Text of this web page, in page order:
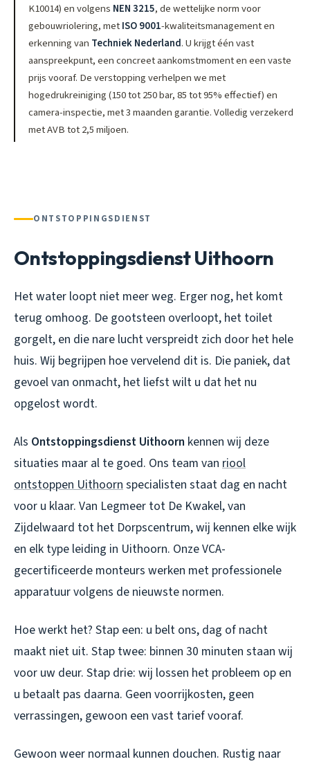
K10014) en volgens NEN 3215, de wettelijke norm voor
gebouwriolering, metISO 9001-kwaliteitsmanagement en
erkenning van Techniek Nederland. U krijgt één vast
aanspreekpunt, een concreet aankomstmoment en een vaste
prijs vooraf. De verstopping verhelpen we met
hogedrukreiniging (150 tot 250 bar, 85 tot 95% effectief) en
camera-inspectie, met 3 maanden garantie. Volledig verzekerd
met AVB tot 2,5 miljoen.
ONTSTOPPINGSDIENST
Ontstoppingsdienst Uithoorn
Het water loopt niet meer weg. Erger nog, het komt
terug omhoog. De gootsteen overloopt, het toilet
gorgelt, en die nare lucht verspreidt zich door het hele
huis. Wij begrijpen hoe vervelend dit is. Die paniek, dat
gevoel van onmacht, het liefst wilt u dat het nu
opgelost wordt.
Als Ontstoppingsdienst Uithoorn kennen wij deze
situaties maar al te goed. Ons team van riool
ontstoppen Uithoornspecialisten staat dag en nacht
voor u klaar. Van Legmeer tot De Kwakel, van
Zijdelwaard tot het Dorpscentrum, wij kennen elke wijk
en elk type leiding in Uithoorn. Onze VCA-
gecertificeerde monteurs werken met professionele
apparatuur volgens de nieuwste normen.
Hoe werkt het? Stap een: u belt ons, dag of nacht
maakt niet uit. Stap twee: binnen 30 minuten staan wij
voor uw deur. Stap drie: wij lossen het probleem op en
u betaalt pas daarna. Geen voorrijkosten, geen
verrassingen, gewoon een vast tarief vooraf.
Gewoon weer normaal kunnen douchen. Rustig naar